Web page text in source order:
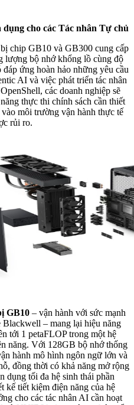
cho các Tác nhân Tự chủ
chip GB10 và GB300 cung cấp
lượng bộ nhớ khổng lồ cùng độ
ứng hoàn hảo những yêu cầu
AI và việc phát triển tác nhân
các doanh nghiệp sẽ
thực thi chính sách cần thiết
môi trường vận hành thực tế
rủi ro.
GB10 – vận hành với sức mạnh
– mang lại hiệu năng
tới 1 petaFLOP trong một hệ
năng. Với 128GB bộ nhớ thống
hành mô hình ngôn ngữ lớn và
đồng thời có khả năng mở rộng
dụng tối đa hệ sinh thái phần
tiết kiệm điện năng của hệ
cho các tác nhân AI cần hoạt